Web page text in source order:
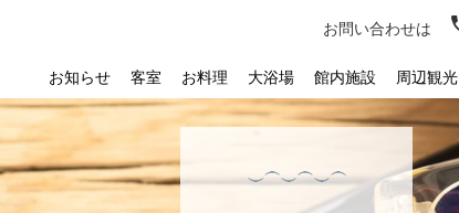
お問い合わせは
お知らせ 客室 お料理 大浴場 館内施設 周辺観光